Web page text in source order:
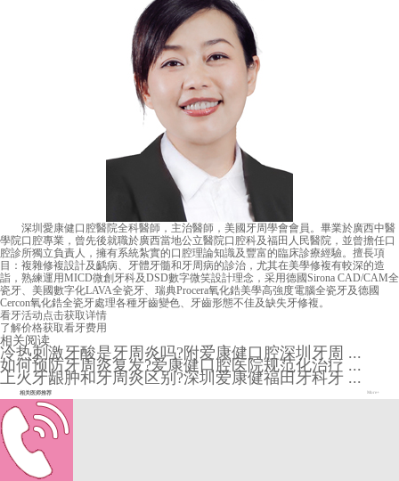
深圳愛康健口腔醫院全科醫師，主治醫師，美國牙周學會會員。畢業於廣西中醫
學院口腔專業，曾先後就職於廣西當地公立醫院口腔科及福田人民醫院，並曾擔任口
腔診所獨立負責人，擁有系統紮實的口腔理論知識及豐富的臨床診療經驗。擅長項
目：複雜修複設計及齲病、牙體牙髓和牙周病的診治，尤其在美學修複有較深的造
詣，熟練運用MICD微創牙科及DSD數字微笑設計理念，采用德國Sirona CAD/CAM全
瓷牙、美國數字化LAVA全瓷牙、瑞典Procera氧化鋯美學高強度電腦全瓷牙及德國
Cercon氧化鋯全瓷牙處理各種牙齒變色、牙齒形態不佳及缺失牙修複。
看牙活动点击获取详情
了解价格获取看牙费用
相关阅读
冷热刺激牙酸是牙周炎吗?附爱康健口腔深圳牙周 ...
如何预防牙周炎复发?爱康健口腔医院规范化治疗 ...
上火牙龈肿和牙周炎区别?深圳爱康健福田牙科牙 ...
相关医师推荐 More+